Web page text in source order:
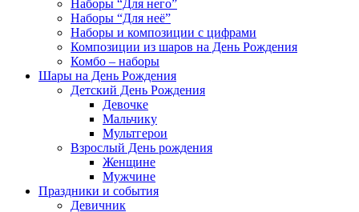
Наборы “Для него”
Наборы “Для неё”
Наборы и композиции с цифрами
Композиции из шаров на День Рождения
Комбо – наборы
Шары на День Рождения
Детский День Рождения
Девочке
Мальчику
Мультгерои
Взрослый День рождения
Женщине
Мужчине
Праздники и события
Девичник